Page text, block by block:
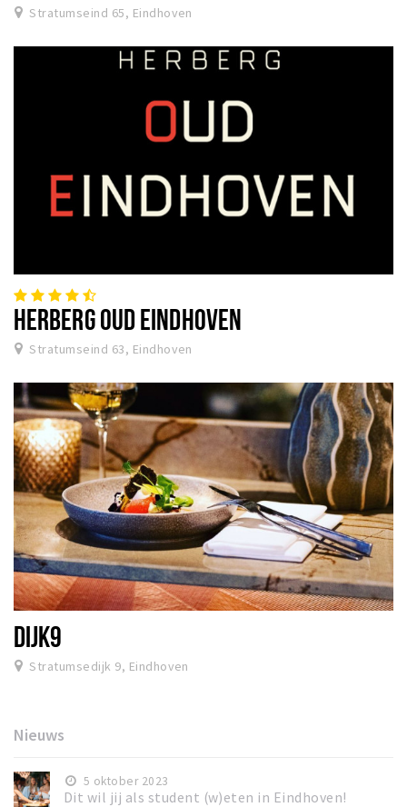
Stratumseind 65, Eindhoven
HERBERG OUD EINDHOVEN
Stratumseind 63, Eindhoven
DIJK9
Stratumsedijk 9, Eindhoven
Nieuws
5 oktober 2023
Dit wil jij als student (w)eten in Eindhoven!